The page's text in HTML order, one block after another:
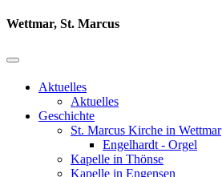
Wettmar, St. Marcus
Aktuelles
Aktuelles
Geschichte
St. Marcus Kirche in Wettmar
Engelhardt - Orgel
Kapelle in Thönse
Kapelle in Engensen